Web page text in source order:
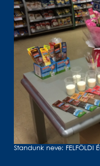
Standunk neve: FELFÖLDI